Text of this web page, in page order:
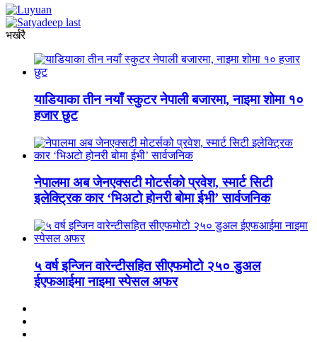
भर्खरै
याडियाका तीन नयाँ स्कुटर नेपाली बजारमा, नाइमा शोमा १०
हजार छुट
नेपालमा अब जेनएक्सटी मोटर्सको प्रवेश, स्मार्ट सिटी
इलेक्ट्रिक कार ‘भिअटो होनरी बोमा ईभी’ सार्वजनिक
५ वर्ष इन्जिन वारेन्टीसहित सीएफमोटो २५० डुअल
ईएफआईमा नाइमा स्पेसल अफर